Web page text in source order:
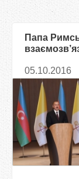
Папа
05.10.2016